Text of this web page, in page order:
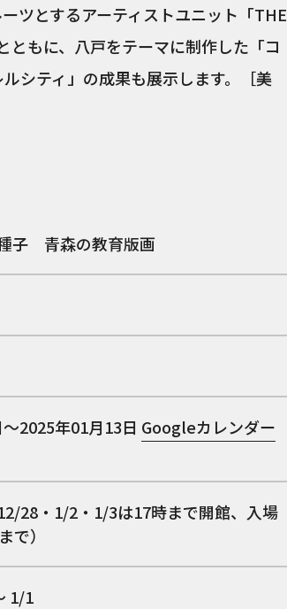
ツとするアーティストユニット「THE
ともに、八戸をテーマに制作した「コ
シティ」の成果も展示します。［美
子 青森の教育版画
2025年01月13日 Googleカレンダー
28・1/2・1/3は17時まで開館、入場
で）
1/1